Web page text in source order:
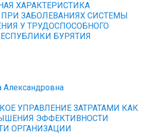
ХАРАКТЕРИСТИКА
ЗАБОЛЕВАНИЯХ СИСТЕМЫ
У ТРУДОСПОСОБНОГО
БУРЯТИЯ
Александровна
УПРАВЛЕНИЕ ЗАТРАТАМИ КАК
ЭФФЕКТИВНОСТИ
ОРГАНИЗАЦИИ